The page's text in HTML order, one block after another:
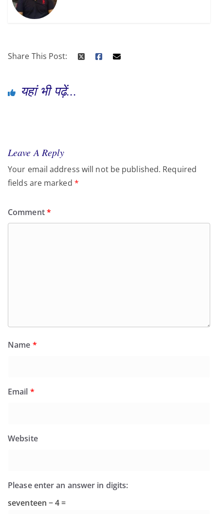
Share This Post:
यहां भी पढ़ें...
Leave A Reply
Your email address will not be published. Required
fields are marked *
Comment*
Name *
Email *
Website
Please enter an answer in digits:
seventeen − 4 =